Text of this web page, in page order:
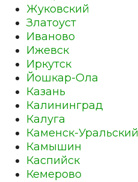
Жуковский
Златоуст
Иваново
Ижевск
Иркутск
Йошкар-Ола
Казань
Калининград
Калуга
Каменск-Уральский
Камышин
Каспийск
Кемерово